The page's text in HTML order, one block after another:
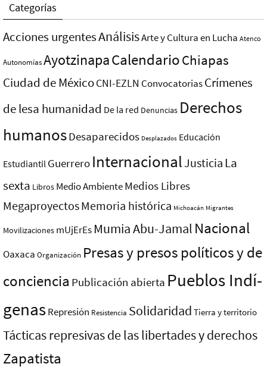
Categorías
Acciones urgentesAnálisisArte y Cultura en Lucha Atenco
AutonomíasAyotzinapaCalendarioChiapas
Ciudad de MéxicoCNI-EZLN ConvocatoriasCrímenes
de lesa humanidad De la red Denuncias Derechos
humanosDesaparecidos Desplazados Educación
Estudiantil Guerrero InternacionalJusticia La
sexta Libros Medio AmbienteMedios Libres
MegaproyectosMemoria histórica Michoacán Migrantes
Movilizaciones mUjErEs Mumia Abu-Jamal Nacional
Oaxaca Organización Presas y presos polí­ticos y de
conciencia Publicación abierta Pueblos Indí­
genasRepresión Resistencia Solidaridad Tierra y territorio
Tácticas represivas de las libertades y derechos
Zapatista